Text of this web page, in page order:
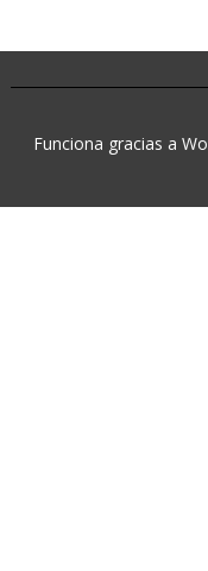
Funciona gracias a